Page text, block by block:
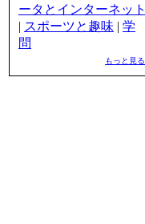
ータとインターネット
| スポーツと趣味 | 学
問
もっと見る